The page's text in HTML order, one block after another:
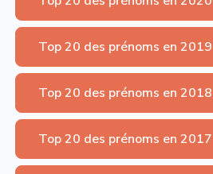
Top 20 des prénoms en 2019
Top 20 des prénoms en 2018
Top 20 des prénoms en 2017